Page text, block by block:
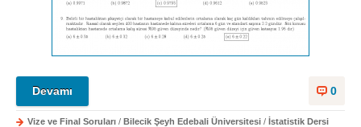
0
Devamı
Vize ve Final Soruları / Bilecik Şeyh Edebali Üniversitesi / İstatistik Dersi